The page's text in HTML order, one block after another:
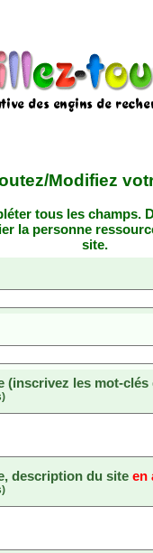
Modifiez
tous les champs.
la personne
site.
(inscrivez les mot-
description du site en